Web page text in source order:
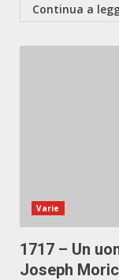
Continua a
Varie
1717 – Un
Joseph